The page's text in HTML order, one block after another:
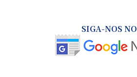
SIGA-NOS NO